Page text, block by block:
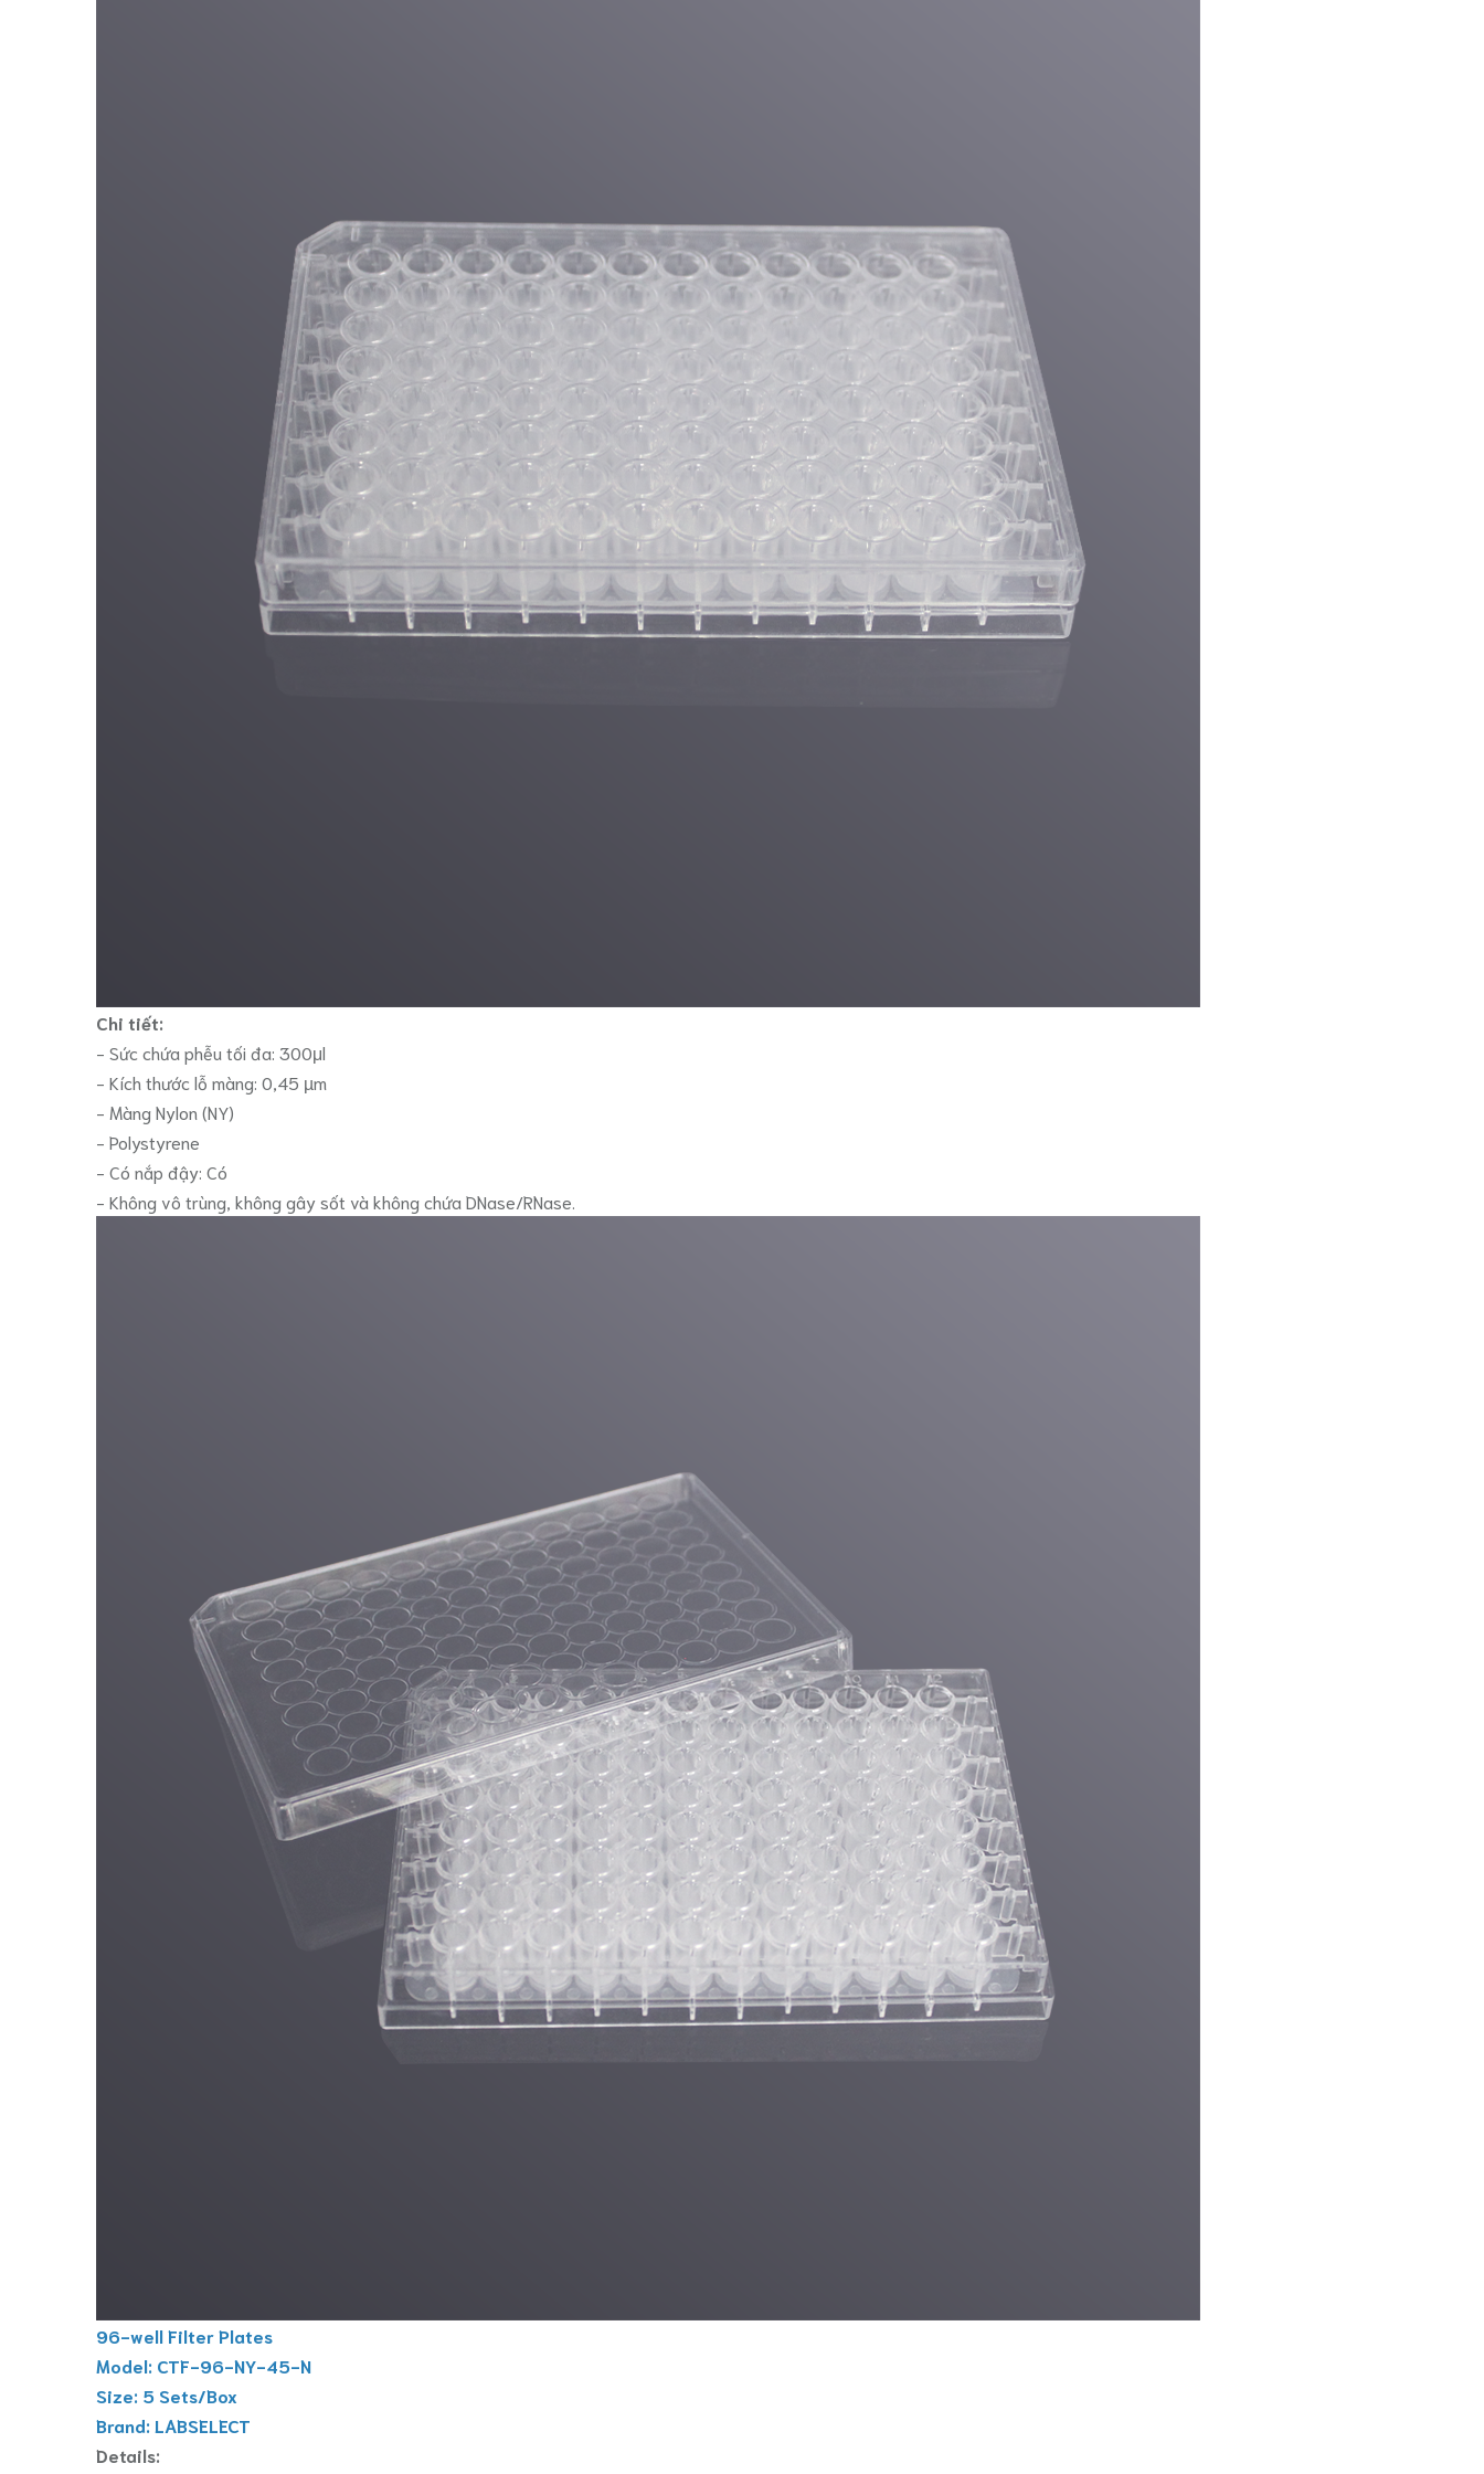
Chi tiết:
- Sức chứa phễu tối đa: 300μl
- Kích thước lỗ màng: 0,45 µm
- Màng Nylon (NY)
- Polystyrene
- Có nắp đậy: Có
- Không vô trùng, không gây sốt và không chứa DNase/RNase.
96-well Filter Plates
Model: CTF-96-NY-45-N
Size: 5 Sets/Box
Brand: LABSELECT
Details: